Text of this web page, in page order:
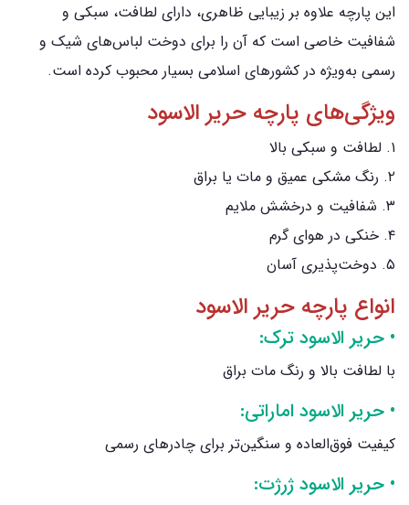
این پارچه علاوه بر زیبایی ظاهری، دارای لطافت، سبکی و
شفافیت خاصی است که آن را برای دوخت لباس‌های شیک و
رسمی به‌ویژه در کشورهای اسلامی بسیار محبوب کرده است.
ویژگی‌های پارچه حریر الاسود
۱. لطافت و سبکی بالا
۲. رنگ مشکی عمیق و مات یا براق
۳. شفافیت و درخشش ملایم
۴. خنکی در هوای گرم
۵. دوخت‌پذیری آسان
انواع پارچه حریر الاسود
• حریر الاسود ترک:
با لطافت بالا و رنگ مات براق
• حریر الاسود اماراتی:
کیفیت فوق‌العاده و سنگین‌تر برای چادرهای رسمی
• حریر الاسود ژرژت: